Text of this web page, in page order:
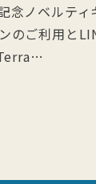
念ノベルティ
のご利用と